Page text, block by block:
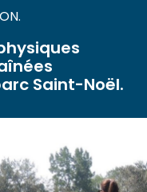
Saint-Noël.